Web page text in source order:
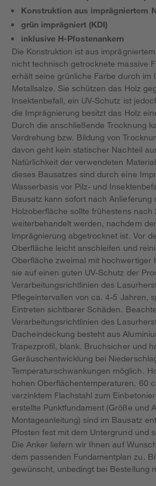
Konstruktion aus imprägniertem
grün imprägniert (KDI)
inklusive H-Pfostenankern
Die Konstruktion ist aus
nicht technisch getrocknete massive
erhält seine grünliche Farbe durch im
Metallsalze. Sie schützen das Holz
Insektenbefall, ein UV-Schutz ist
die Imprägnierung besitzt das Holz
Durch die anschließende Trocknung
Verdrehung bzw. Bildung von
davon geht kein statischer Nachteil
Natürlichkeit der verwendeten
dieses Bausatzes sind durch eine
Wasserbasis vor Pilz- und
Bausatz kann sofort nach Anlieferung
Holzoberfläche sollte frühestens nach
weiterbehandelt werden, nachdem
Imprägnierung abgetrocknet ist. Vor
Oberfläche leicht anschleifen und
Oberfläche zweimal mit hochwertiger
sie auf einen guten UV-Schutz der
Verarbeitungsrichtlinien des
Pflegeintervallen von ca. 4-5 Jahren,
Eintreten sichtbarer Schäden.
Verarbeitungsrichtlinien des
Dacheindeckung besteht aus
Trapezprofil, blank. Bruchsicher und
Geräuschentwicklung bei
Temperaturschwankungen möglich.
hohen Oberflächentemperaturen. 60
verzinktem Flachstahl zum
erstellte Punktfundament (Größe und
Montageanleitung) sind im Bausatz
Pfosten fest mit dem Untergrund und
Die Anker liefern wir Ihnen auf
dem passenden Fundamentplan zu.
gewünscht, unbedingt bei Bestellung